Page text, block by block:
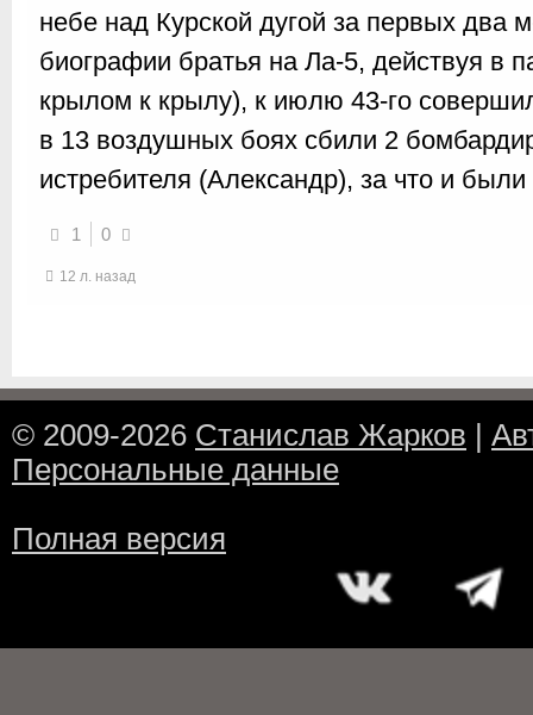
небе над Курской дугой за первых два
биографии братья на Ла-5, действуя в
крылом к крылу), к июлю 43-го
в 13 воздушных боях сбили 2
истребителя (Александр), за что и
1 0
12 л. назад
© 2009-2026 Станислав Жарков
Персональные данные
Полная версия